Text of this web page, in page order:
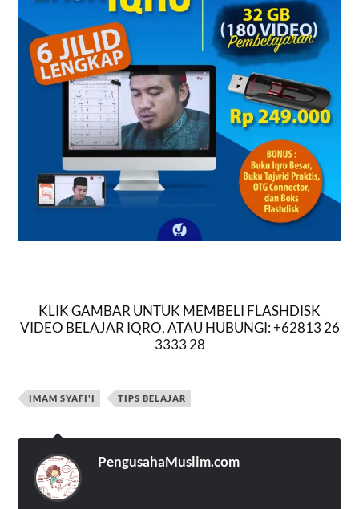
KLIK GAMBAR UNTUK MEMBELI FLASHDISK
VIDEO BELAJAR IQRO, ATAU HUBUNGI: +62813 26
3333 28
IMAM SYAFI'I TIPS BELAJAR
PengusahaMuslim.com